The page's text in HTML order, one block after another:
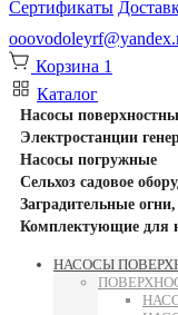
Сертификаты
Корзина 1
Каталог
Насосы
Электростанции
Насосы погружные
Сельхоз садовое
Заградительные
Комплектующие для
НАСОСЫ